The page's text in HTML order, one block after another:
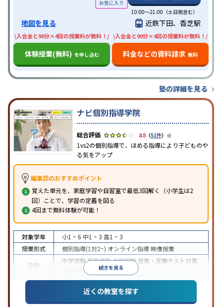
10:00〜21:00（土日祝含む）
地図を見る 近鉄下田、香芝駅
\入会金と90分×4回の授業料が無料！/
体験授業(無料) を申し込む
\入会金と90分×4回の授業料が無料！/
料金などの資料請求 無料
塾の詳細を見る
ナビ個別指導学院
3.5（51件） ※
1vs2の個別指導で、ほめる指導により子どものや
る気をアップ
編集部のおすすめポイント
覚えた単元を、家庭学習や自習室で最低3回解く（小学生は2
回）ことで、学習の定着を図る
4回まで無料体験が可能！
続きを見る
対象学年 小1 ~ 6 中1 ~ 3 高1 ~ 3
授業形式
個別指導(1対2~) オンライン指導映像授業
目的
中学受験高校受験大学受験 授業・定期テスト対策
内申点対策
学習習慣の定着
成績保証制度あり授業の振替可能オンライン対応
1科目から受講可能季節講習のみの受講可
近くの教室を探す